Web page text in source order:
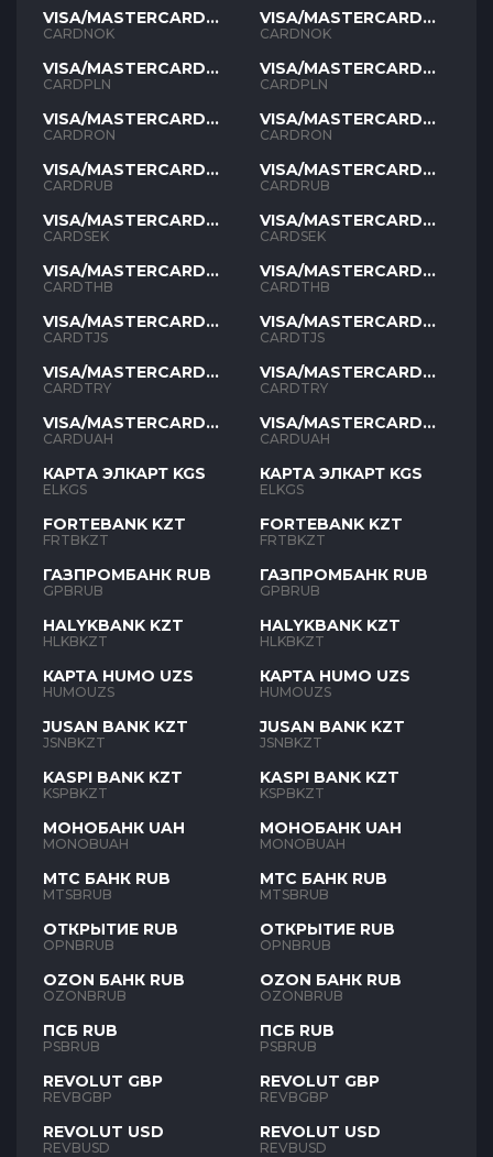
VISA/MASTERCARD
NOK
CARDNOK
VISA/MASTERCARD
PLN
CARDPLN
VISA/MASTERCARD
RON
CARDRON
VISA/MASTERCARD
RUB
CARDRUB
VISA/MASTERCARD
SEK
CARDSEK
VISA/MASTERCARD
THB
CARDTHB
VISA/MASTERCARD
TJS
CARDTJS
VISA/MASTERCARD
TYR
CARDTRY
VISA/MASTERCARD
UAH
CARDUAH
КАРТА ЭЛКАРТ KGS
ELKGS
FORTEBANK KZT
FRTBKZT
ГАЗПРОМБАНК RUB
GPBRUB
HALYKBANK KZT
HLKBKZT
КАРТА HUMO UZS
HUMOUZS
JUSAN BANK KZT
JSNBKZT
KASPI BANK KZT
KSPBKZT
МОНОБАНК UAH
MONOBUAH
МТС БАНК RUB
MTSBRUB
ОТКРЫТИЕ RUB
OPNBRUB
OZON БАНК RUB
OZONBRUB
ПСБ RUB
PSBRUB
REVOLUT GBP
REVBGBP
REVOLUT USD
REVBUSD
VISA/MASTERCARD
NOK
CARDNOK
VISA/MASTERCARD
PLN
CARDPLN
VISA/MASTERCARD
RON
CARDRON
VISA/MASTERCARD
RUB
CARDRUB
VISA/MASTERCARD
SEK
CARDSEK
VISA/MASTERCARD
THB
CARDTHB
VISA/MASTERCARD
TJS
CARDTJS
VISA/MASTERCARD
TYR
CARDTRY
VISA/MASTERCARD
UAH
CARDUAH
КАРТА ЭЛКАРТ KGS
ELKGS
FORTEBANK KZT
FRTBKZT
ГАЗПРОМБАНК RUB
GPBRUB
HALYKBANK KZT
HLKBKZT
КАРТА HUMO UZS
HUMOUZS
JUSAN BANK KZT
JSNBKZT
KASPI BANK KZT
KSPBKZT
МОНОБАНК UAH
MONOBUAH
МТС БАНК RUB
MTSBRUB
ОТКРЫТИЕ RUB
OPNBRUB
OZON БАНК RUB
OZONBRUB
ПСБ RUB
PSBRUB
REVOLUT GBP
REVBGBP
REVOLUT USD
REVBUSD